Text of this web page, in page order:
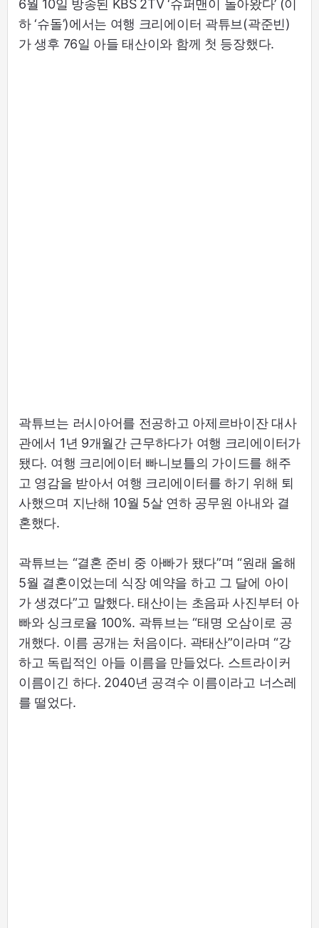
6월 10일 방송된 KBS 2TV ‘슈퍼맨이 돌아왔다’ (이
하 ‘슈돌’)에서는 여행 크리에이터 곽튜브(곽준빈)
가 생후 76일 아들 태산이와 함께 첫 등장했다.
곽튜브는 러시아어를 전공하고 아제르바이잔 대사
관에서 1년 9개월간 근무하다가 여행 크리에이터가
됐다. 여행 크리에이터 빠니보틀의 가이드를 해주
고 영감을 받아서 여행 크리에이터를 하기 위해 퇴
사했으며 지난해 10월 5살 연하 공무원 아내와 결
혼했다.
곽튜브는 “결혼 준비 중 아빠가 됐다”며 “원래 올해
5월 결혼이었는데 식장 예약을 하고 그 달에 아이
가 생겼다”고 말했다. 태산이는 초음파 사진부터 아
빠와 싱크로율 100%. 곽튜브는 “태명 오삼이로 공
개했다. 이름 공개는 처음이다. 곽태산”이라며 “강
하고 독립적인 아들 이름을 만들었다. 스트라이커
이름이긴 하다. 2040년 공격수 이름이라고 너스레
를 떨었다.